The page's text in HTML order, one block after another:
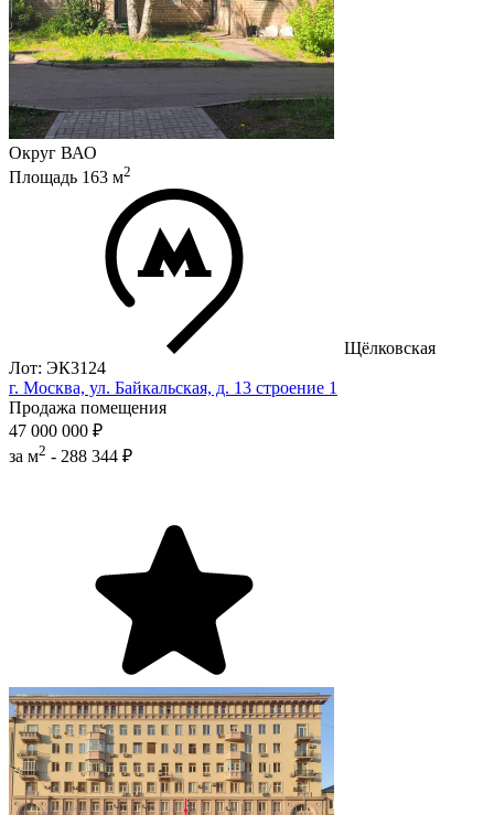
Округ ВАО
Площадь 163 м2
Щёлковская
Лот: ЭК3124
г. Москва, ул. Байкальская, д. 13 строение 1
Продажа помещения
47 000 000 ₽
за м2 - 288 344 ₽